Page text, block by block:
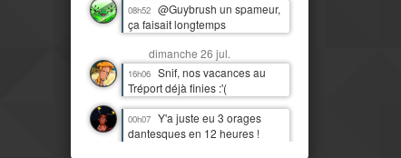
08h52
@Guybrush un spameur,
ça faisait longtemps
dimanche 26 jul.
16h06
Snif, nos vacances au
Tréport déjà finies :'(
00h07
Y'a juste eu 3 orages
dantesques en 12 heures !